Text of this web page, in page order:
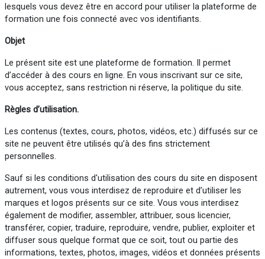
lesquels vous devez être en accord pour utiliser la plateforme de
formation une fois connecté avec vos identifiants.
Objet
Le présent site est une plateforme de formation. Il permet
d’accéder à des cours en ligne. En vous inscrivant sur ce site,
vous acceptez, sans restriction ni réserve, la politique du site.
Règles d’utilisation.
Les contenus (textes, cours, photos, vidéos, etc.) diffusés sur ce
site ne peuvent être utilisés qu’à des fins strictement
personnelles.
Sauf si les conditions d'utilisation des cours du site en disposent
autrement, vous vous interdisez de reproduire et d’utiliser les
marques et logos présents sur ce site. Vous vous interdisez
également de modifier, assembler, attribuer, sous licencier,
transférer, copier, traduire, reproduire, vendre, publier, exploiter et
diffuser sous quelque format que ce soit, tout ou partie des
informations, textes, photos, images, vidéos et données présents